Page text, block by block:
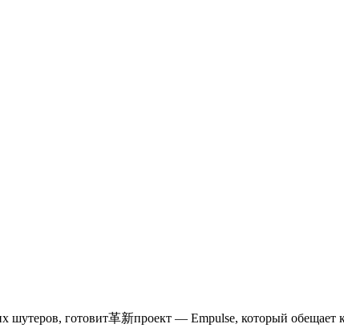
шутеров, готовит革新проект — Empulse, который обещает